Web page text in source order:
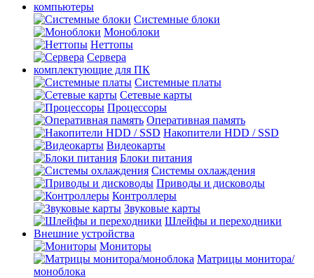
компьютеры
Системные блоки
Моноблоки
Неттопы
Сервера
комплектующие для ПК
Cистемные платы
Сетевые карты
Процесcоры
Оперативная память
Накопители HDD / SSD
Видеокарты
Блоки питания
Системы охлаждения
Приводы и дисководы
Контроллеры
Звуковые карты
Шлейфы и переходники
Внешние устройства
Мониторы
Матрицы монитора/
моноблока